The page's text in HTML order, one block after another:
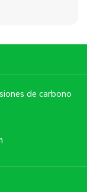
de carbono